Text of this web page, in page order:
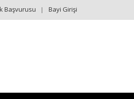
Başvurusu Bayi Girişi